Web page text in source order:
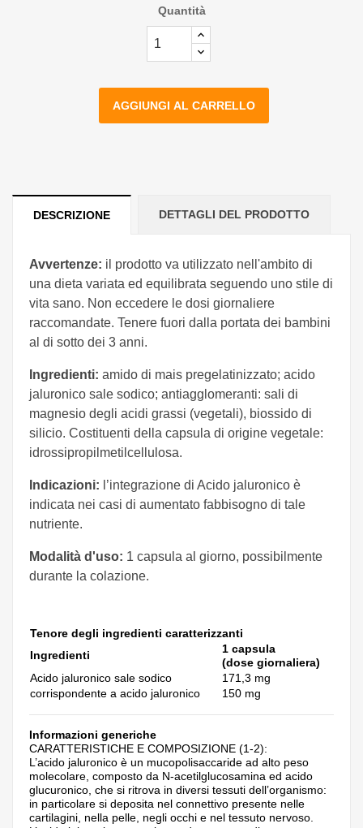
Quantità
AGGIUNGI AL CARRELLO
DESCRIZIONE DETTAGLI DEL PRODOTTO
Avvertenze: il prodotto va utilizzato nell'ambito di
una dieta variata ed equilibrata seguendo uno stile di
vita sano. Non eccedere le dosi giornaliere
raccomandate. Tenere fuori dalla portata dei bambini
al di sotto dei 3 anni.
Ingredienti: amido di mais pregelatinizzato; acido
jaluronico sale sodico; antiagglomeranti: sali di
magnesio degli acidi grassi (vegetali), biossido di
silicio. Costituenti della capsula di origine vegetale:
idrossipropilmetilcellulosa.
Indicazioni: l’integrazione di Acido jaluronico è
indicata nei casi di aumentato fabbisogno di tale
nutriente.
Modalità d'uso: 1 capsula al giorno, possibilmente
durante la colazione.
Tenore degli ingredienti caratterizzanti
Ingredienti
1 capsula
(dose giornaliera)
Acido jaluronico sale sodico
171,3 mg
corrispondente a acido jaluronico
150 mg
Informazioni generiche
CARATTERISTICHE E COMPOSIZIONE (1-2):
L’acido jaluronico è un mucopolisaccaride ad alto peso
molecolare, composto da N-acetilglucosamina ed acido
glucuronico, che si ritrova in diversi tessuti dell’organismo:
in particolare si deposita nel connettivo presente nelle
cartilagini, nella pelle, negli occhi e nel tessuto nervoso.